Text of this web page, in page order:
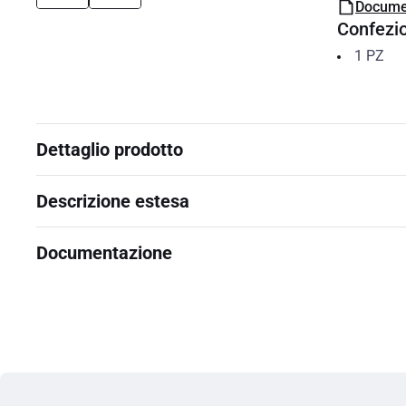
1 PZ
Dettaglio prodotto
Descrizione estesa
Documentazione